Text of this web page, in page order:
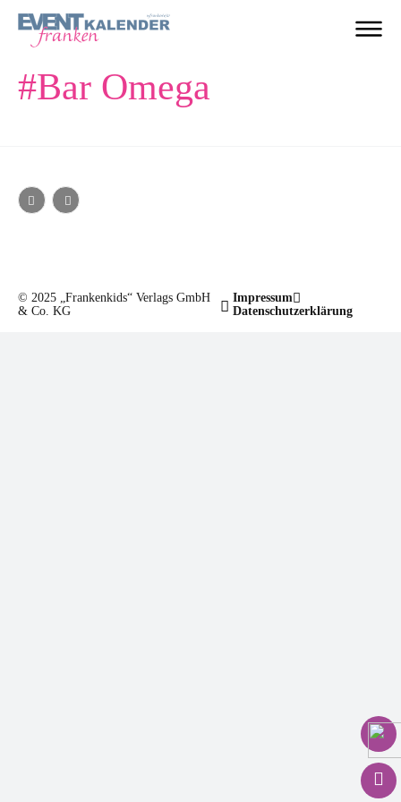
#Bar Omega
© 2025 „Frankenkids“ Verlags GmbH
& Co. KG
Impressum
Datenschutzerklärung